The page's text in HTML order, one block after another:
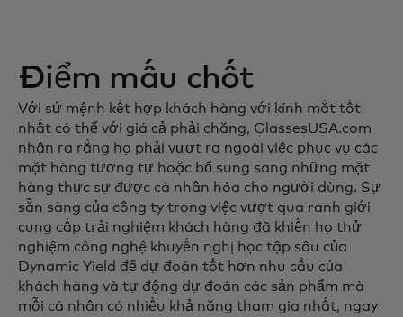
Điểm mấu chốt
Với sứ mệnh kết hợp khách hàng với kính mắt tốt
nhất có thể với giá cả phải chăng, GlassesUSA.com
nhận ra rằng họ phải vượt ra ngoài việc phục vụ các
mặt hàng tương tự hoặc bổ sung sang những mặt
hàng thực sự được cá nhân hóa cho người dùng. Sự
sẵn sàng của công ty trong việc vượt qua ranh giới
cung cấp trải nghiệm khách hàng đã khiến họ thử
nghiệm công nghệ khuyến nghị học tập sâu của
Dynamic Yield để dự đoán tốt hơn nhu cầu của
khách hàng và tự động dự đoán các sản phẩm mà
mỗi cá nhân có nhiều khả năng tham gia nhất, ngay